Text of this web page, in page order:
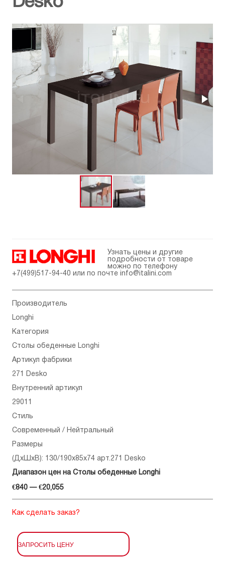
Узнать цены и другие
подробности от товаре
можно по телефону
+7(499)517-94-40 или по почте info@italini.com
Производитель
Longhi
Категория
Столы обеденные Longhi
Артикул фабрики
271 Desko
Внутренний артикул
29011
Стиль
Современный / Нейтральный
Размеры
(ДхШхВ): 130/190x85x74 арт.271 Desko
Диапазон цен на Столы обеденные Longhi
€840 — €20,055
Как сделать заказ?
ЗАПРОСИТЬ ЦЕНУ